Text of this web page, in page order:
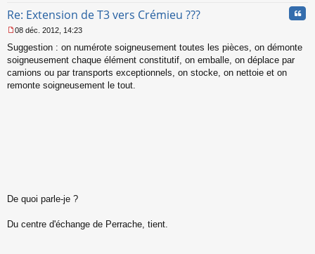
l
u
Re: Extension de T3 vers Crémieu ???
e
s
s
g
08 déc. 2012, 14:23
Suggestion : on numérote soigneusement toutes les pièces, on démonte
soigneusement chaque élément constitutif, on emballe, on déplace par
camions ou par transports exceptionnels, on stocke, on nettoie et on
remonte soigneusement le tout.
De quoi parle-je ?
Du centre d'échange de Perrache, tient.